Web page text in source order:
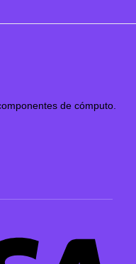
de cómputo.